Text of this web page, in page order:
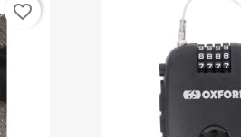
favorite_border